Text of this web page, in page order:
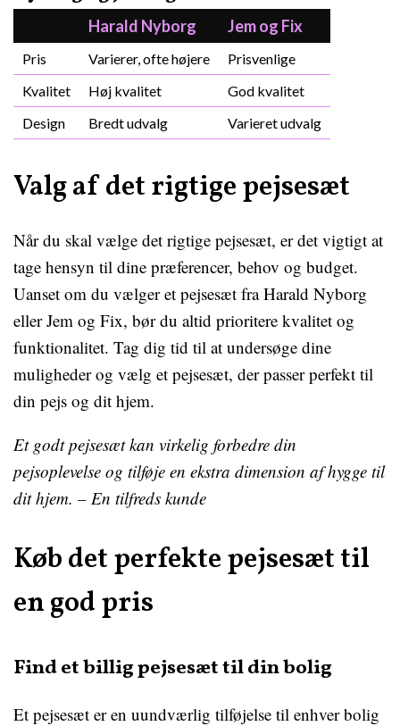
Harald Nyborg Jem og Fix
Pris Varierer, ofte højere
Prisvenlige
Kvalitet
Høj kvalitet
God kvalitet
Design
Bredt udvalg Varieret udvalg
Valg af det rigtige pejsesæt
Når du skal vælge det rigtige pejsesæt, er det vigtigt at
tage hensyn til dine præferencer, behov og budget.
Uanset om du vælger et pejsesæt fra Harald Nyborg
eller Jem og Fix, bør du altid prioritere kvalitet og
funktionalitet. Tag dig tid til at undersøge dine
muligheder og vælg et pejsesæt, der passer perfekt til
din pejs og dit hjem.
Et godt pejsesæt kan virkelig forbedre din
pejsoplevelse og tilføje en ekstra dimension af hygge til
dit hjem. – En tilfreds kunde
Køb det perfekte pejsesæt til
en god pris
Find et billig pejsesæt til din bolig
Et pejsesæt er en uundværlig tilføjelse til enhver bolig